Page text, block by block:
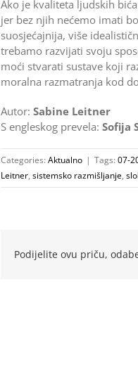
Ako je kvaliteta ljudskih
jer bez njih nećemo imati
suosjećajnija, više
trebamo razvijati svoju
moći stvarati sustave koji
moralna razmatranja kod
Autor: Sabine Leitner
S engleskog prevela: Sofija
Categories: Aktualno | Tags: 07-
Leitner, sistemsko razmišljanje,
Podijelite ovu priču,